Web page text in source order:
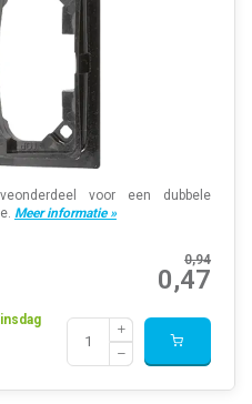
voor een dubbele
Meer informatie »
0,94
0,47